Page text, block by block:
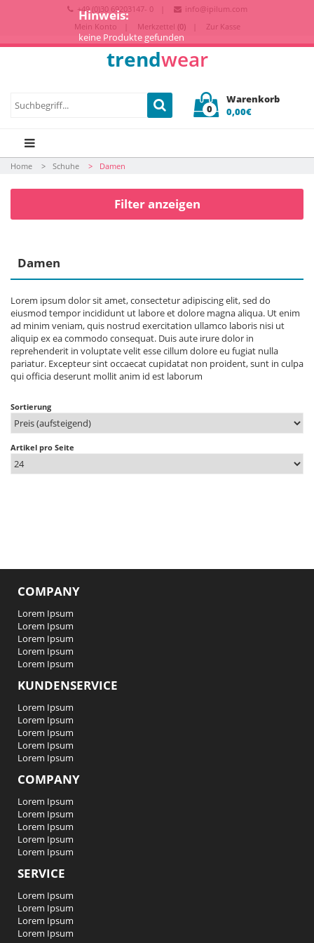
+49 (0)30 69203147- 0
info@ipilum.com
Mein Konto
Merkzettel (0) Zur Kasse
trendwear
0
Warenkorb
0,00€
Home Schuhe Damen
Filter anzeigen
Damen
Lorem ipsum dolor sit amet, consectetur adipiscing elit, sed do
eiusmod tempor incididunt ut labore et dolore magna aliqua. Ut enim
ad minim veniam, quis nostrud exercitation ullamco laboris nisi ut
aliquip ex ea commodo consequat. Duis aute irure dolor in
reprehenderit in voluptate velit esse cillum dolore eu fugiat nulla
pariatur. Excepteur sint occaecat cupidatat non proident, sunt in culpa
qui officia deserunt mollit anim id est laborum
Sortierung
Artikel pro Seite
COMPANY
Lorem Ipsum
Lorem Ipsum
Lorem Ipsum
Lorem Ipsum
Lorem Ipsum
KUNDENSERVICE
Lorem Ipsum
Lorem Ipsum
Lorem Ipsum
Lorem Ipsum
Lorem Ipsum
COMPANY
Lorem Ipsum
Lorem Ipsum
Lorem Ipsum
Lorem Ipsum
Lorem Ipsum
SERVICE
Lorem Ipsum
Lorem Ipsum
Lorem Ipsum
Lorem Ipsum
Hinweis:
keine Produkte gefunden